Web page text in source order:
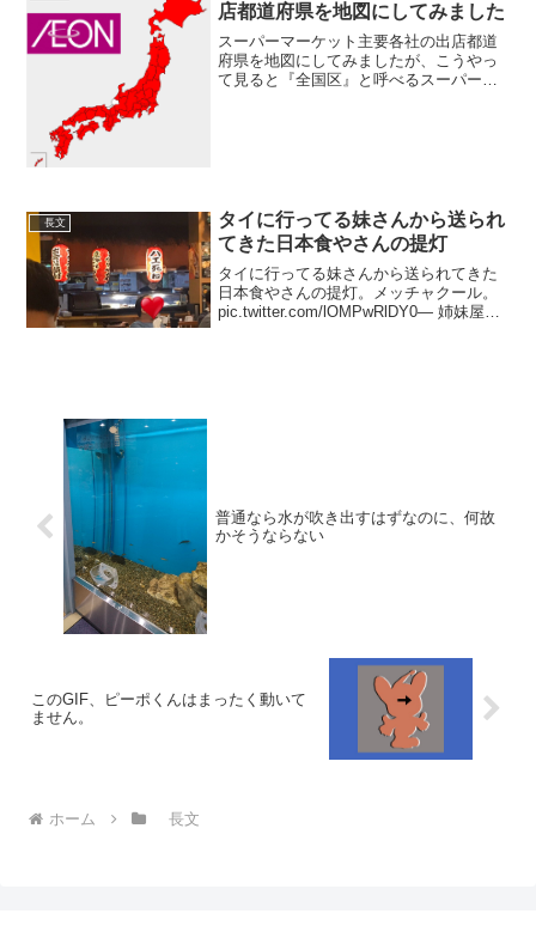
店都道府県を地図にしてみました
スーパーマーケット主要各社の出店都道
府県を地図にしてみましたが、こうやっ
て見ると『全国区』と呼べるスーパーマ
長文
タイに行ってる妹さんから送られ
てきた日本食やさんの提灯
タイに行ってる妹さんから送られてきた
日本食やさんの提灯。メッチャクール。
pic.twitter.com/lOMPwRlDY0— 姉妹屋の
普通なら水が吹き出すはずなのに、何故
かそうならない
このGIF、ピーポくんはまったく動いて
ません。
ホーム 長文